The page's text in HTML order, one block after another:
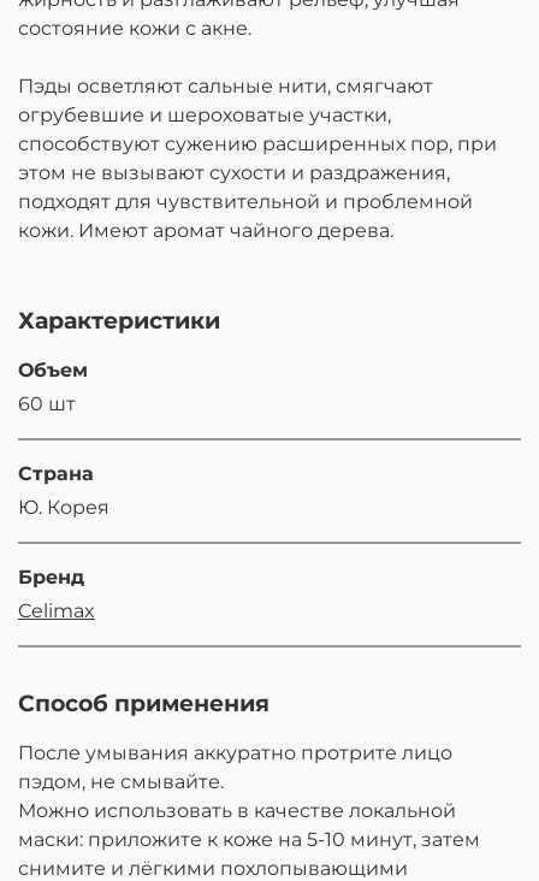
состояние кожи с акне.
Пэды осветляют сальные нити, смягчают
огрубевшие и шероховатые участки,
способствуют сужению расширенных пор, при
этом не вызывают сухости и раздражения,
подходят для чувствительной и проблемной
кожи. Имеют аромат чайного дерева.
Характеристики
Объем
60 шт
Страна
Ю. Корея
Бренд
Celimax
Способ применения
После умывания аккуратно протрите лицо
пэдом, не смывайте.
Можно использовать в качестве локальной
маски: приложите к коже на 5-10 минут, затем
снимите и лёгкими похлопывающими